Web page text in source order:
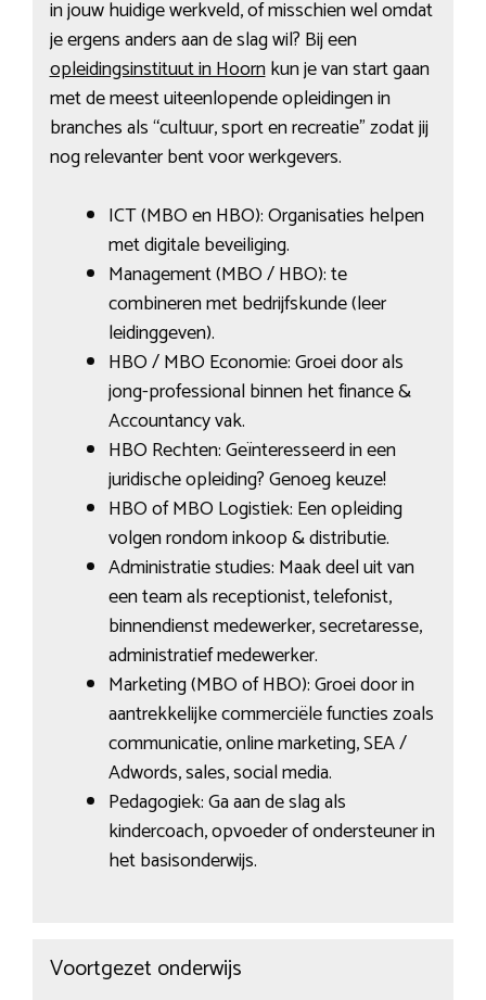
in jouw huidige werkveld, of misschien wel omdat
je ergens anders aan de slag wil? Bij een
opleidingsinstituut in Hoornkun je van start gaan
met de meest uiteenlopende opleidingen in
branches als “cultuur, sport en recreatie” zodat jij
nog relevanter bent voor werkgevers.
ICT (MBO en HBO): Organisaties helpen
met digitale beveiliging.
Management (MBO / HBO): te
combineren met bedrijfskunde (leer
leidinggeven).
HBO / MBO Economie: Groei door als
jong-professional binnen het finance &
Accountancy vak.
HBO Rechten: Geïnteresseerd in een
juridische opleiding? Genoeg keuze!
HBO of MBO Logistiek: Een opleiding
volgen rondom inkoop & distributie.
Administratie studies: Maak deel uit van
een team als receptionist, telefonist,
binnendienst medewerker, secretaresse,
administratief medewerker.
Marketing (MBO of HBO): Groei door in
aantrekkelijke commerciële functies zoals
communicatie, online marketing, SEA /
Adwords, sales, social media.
Pedagogiek: Ga aan de slag als
kindercoach, opvoeder of ondersteuner in
het basisonderwijs.
Voortgezet onderwijs